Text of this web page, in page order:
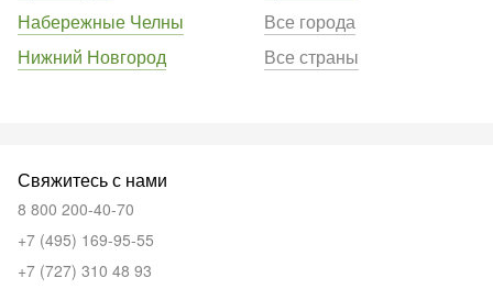
Набережные Челны
Нижний Новгород
Все города
Все страны
Свяжитесь с нами
8 800 200-40-70
+7 (495) 169-95-55
+7 (727) 310 48 93